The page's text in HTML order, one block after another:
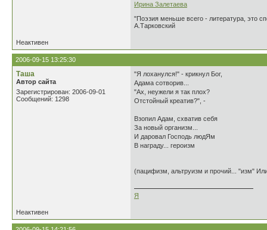
Ирина Залетаева
"Поэзия меньше всего - литература, это
А.Тарковский
Неактивен
2006-09-15 13:25:30
Таша
Автор сайта
Зарегистрирован: 2006-09-01
Сообщений: 1298
"Я лоханулся!" - крикнул Бог,
Адама сотворив...
"Ах, неужели я так плох?
Отстойный креатив?", -
Взопил Адам, схватив себя
За новый организм...
И даровал Господь людЯм
В награду... героизм
(пацифизм, альтруизм и прочий... "изм"
Я
Неактивен